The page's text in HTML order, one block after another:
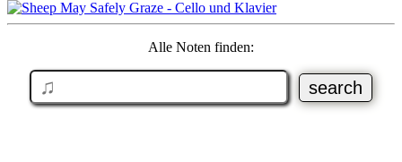
Alle Noten finden: